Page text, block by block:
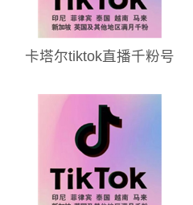
卡塔尔tiktok直播千粉号